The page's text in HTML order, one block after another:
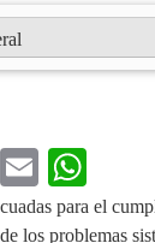
Li
E
m ha
para el
los problemas